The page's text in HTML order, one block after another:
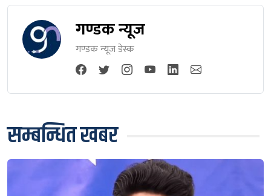
गण्डक न्यूज
गण्डक न्यूज डेस्क
सम्बन्धित खबर